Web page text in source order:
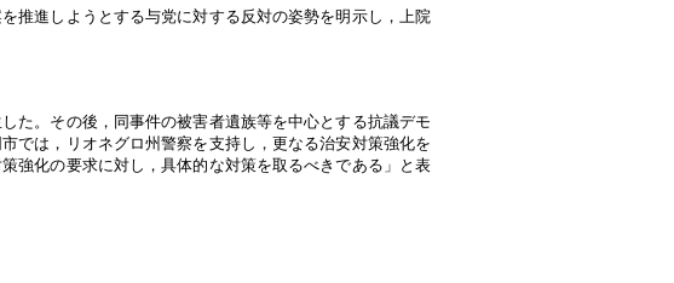
推進しようとする与党に対する反対の姿勢を明示し，上院
た。その後，同事件の被害者遺族等を中心とする抗議デモ
では，リオネグロ州警察を支持し，更なる治安対策強化を
強化の要求に対し，具体的な対策を取るべきである」と表